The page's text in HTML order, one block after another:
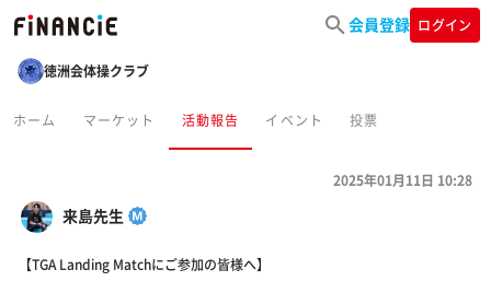
会員登録 ログイン
徳洲会体操クラブ
ホーム マーケット 活動報告 イベント 投票
来島先生
2025年01月11日 10:28
【TGA Landing Matchにご参加の皆様へ】